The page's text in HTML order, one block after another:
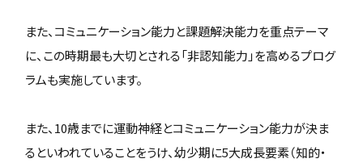
また、コミュニケーション能力と課題解決能力を重点テーマ
に、この時期最も大切とされる「非認知能力」を高めるプログ
ラムも実施しています。
また、10歳までに運動神経とコミュニケーション能力が決ま
るといわれていることをうけ、幼少期に5大成長要素（知的・